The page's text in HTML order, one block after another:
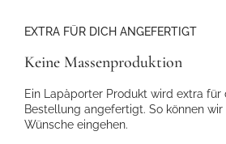
EXTRA FÜR DICH ANGEFERTIGT
Keine Massenproduktion
Ein Lapàporter Produkt wird extra für
Bestellung angefertigt. So können
Wünsche eingehen.